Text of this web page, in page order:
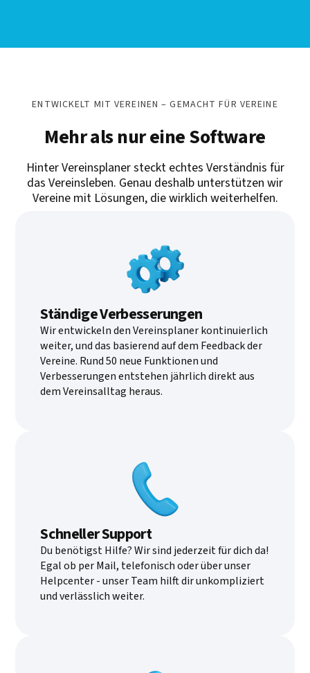
ENTWICKELT MIT VEREINEN – GEMACHT FÜR VEREINE
Mehr als nur eine Software
Hinter Vereinsplaner steckt echtes Verständnis für
das Vereinsleben. Genau deshalb unterstützen wir
Vereine mit Lösungen, die wirklich weiterhelfen.
Ständige Verbesserungen
Wir entwickeln den Vereinsplaner kontinuierlich
weiter, und das basierend auf dem Feedback der
Vereine. Rund 50 neue Funktionen und
Verbesserungen entstehen jährlich direkt aus
dem Vereinsalltag heraus.
Schneller Support
Du benötigst Hilfe? Wir sind jederzeit für dich da!
Egal ob per Mail, telefonisch oder über unser
Helpcenter - unser Team hilft dir unkompliziert
und verlässlich weiter.